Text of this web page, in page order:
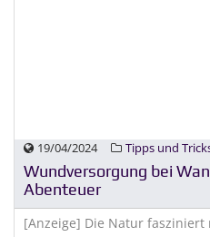
19/04/2024 Tipps und
Wundversorgung bei
Abenteuer
[Anzeige] Die Natur